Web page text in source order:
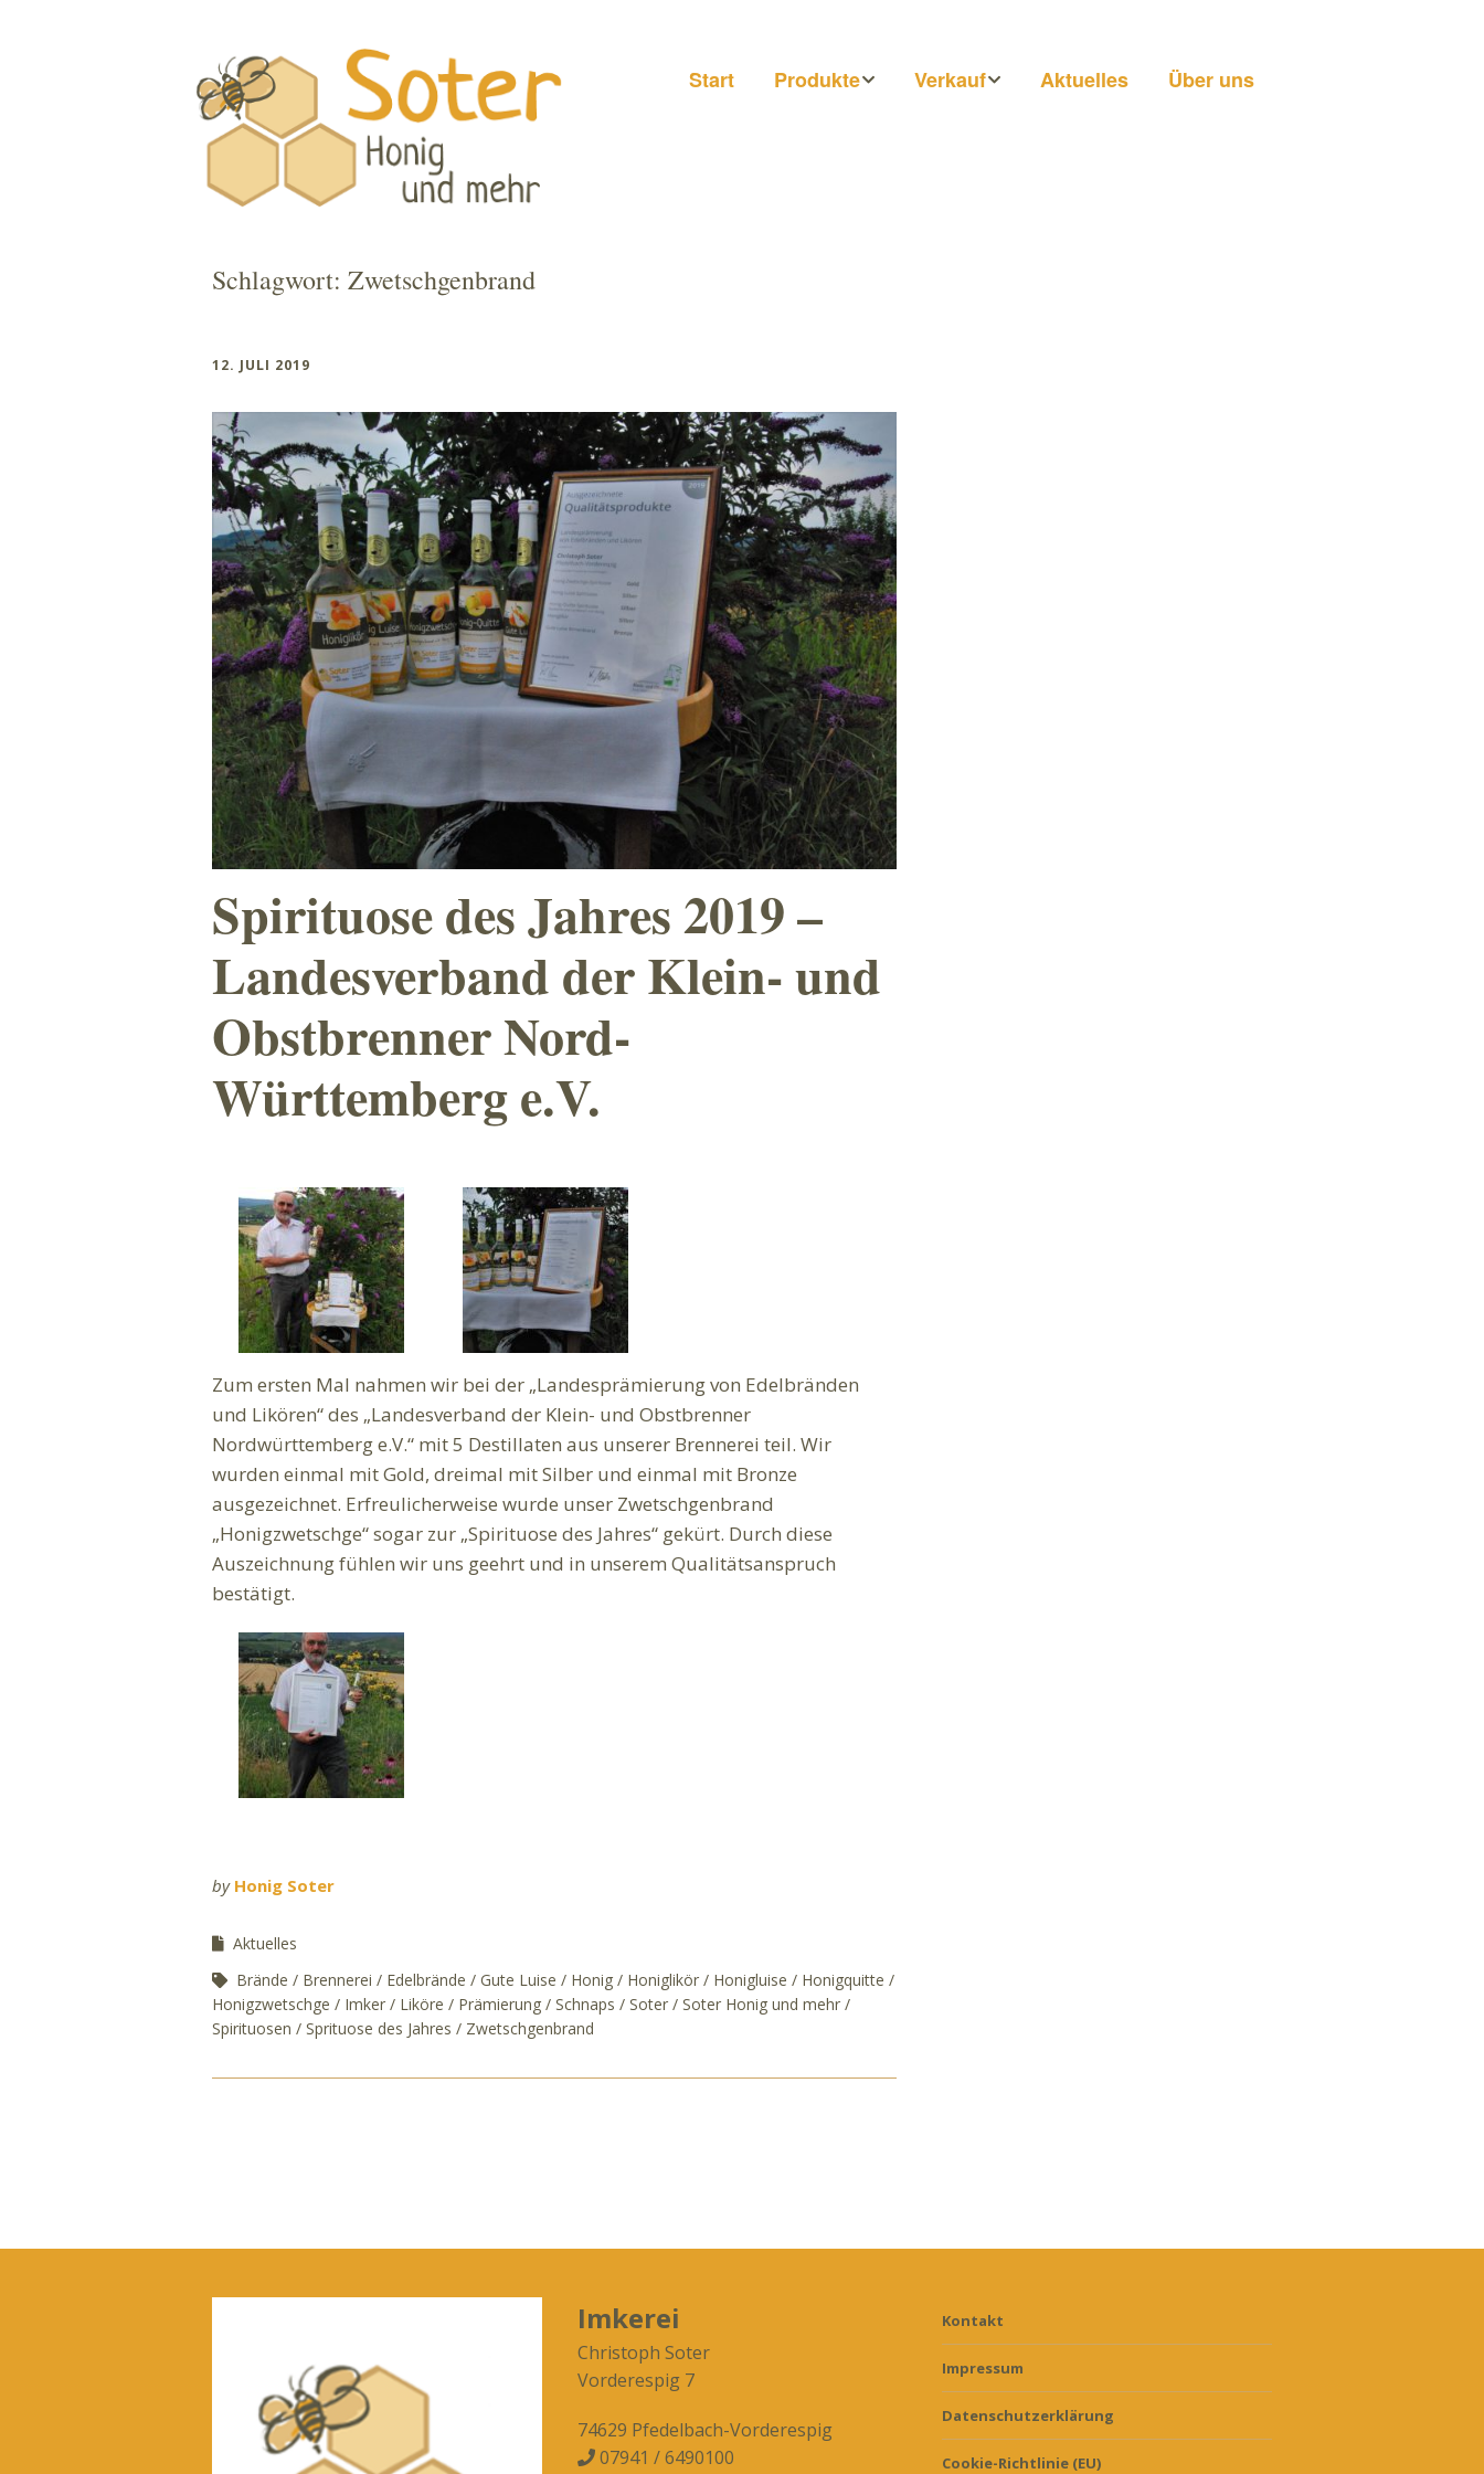
Start
Produkte
Verkauf
Aktuelles Über uns
Schlagwort: Zwetschgenbrand
12. JULI 2019
Spirituose des Jahres 2019 –
Landesverband der Klein- und
Obstbrenner Nord-
Württemberg e.V.
Zum ersten Mal nahmen wir bei der „Landesprämierung von Edelbränden
und Likören“ des „Landesverband der Klein- und Obstbrenner
Nordwürttemberg e.V.“ mit 5 Destillaten aus unserer Brennerei teil. Wir
wurden einmal mit Gold, dreimal mit Silber und einmal mit Bronze
ausgezeichnet. Erfreulicherweise wurde unser Zwetschgenbrand
„Honigzwetschge“ sogar zur „Spirituose des Jahres“ gekürt. Durch diese
Auszeichnung fühlen wir uns geehrt und in unserem Qualitätsanspruch
bestätigt.
by Honig Soter
Aktuelles
Brände
Brennerei Edelbrände Gute Luise Honig Honiglikör Honigluise
Honigquitte
Honigzwetschge
Imker Liköre Prämierung Schnaps Soter
Soter Honig und mehr
Spirituosen
Sprituose des Jahres Zwetschgenbrand
Imkerei
Christoph Soter
Vorderespig 7
74629 Pfedelbach-Vorderespig
07941 / 6490100
Kontakt
Impressum
Datenschutzerklärung
Cookie-Richtlinie (EU)